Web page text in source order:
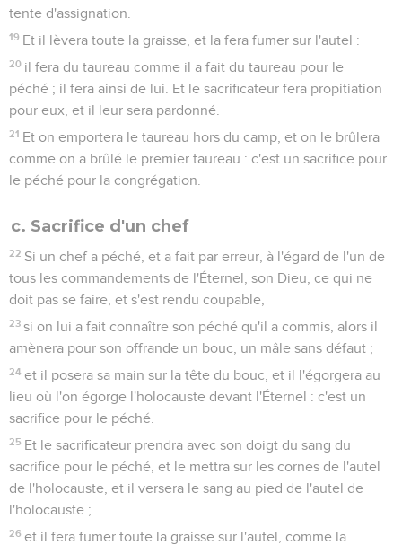
tente d'assignation.
19 Et il lèvera toute la graisse, et la fera fumer sur l'autel :
20 il fera du taureau comme il a fait du taureau pour le
péché ; il fera ainsi de lui. Et le sacrificateur fera propitiation
pour eux, et il leur sera pardonné.
21 Et on emportera le taureau hors du camp, et on le brûlera
comme on a brûlé le premier taureau : c'est un sacrifice pour
le péché pour la congrégation.
c. Sacrifice d'un chef
22 Si un chef a péché, et a fait par erreur, à l'égard de l'un de
tous les commandements de l'Éternel, son Dieu, ce qui ne
doit pas se faire, et s'est rendu coupable,
23 si on lui a fait connaître son péché qu'il a commis, alors il
amènera pour son offrande un bouc, un mâle sans défaut ;
24 et il posera sa main sur la tête du bouc, et il l'égorgera au
lieu où l'on égorge l'holocauste devant l'Éternel : c'est un
sacrifice pour le péché.
25 Et le sacrificateur prendra avec son doigt du sang du
sacrifice pour le péché, et le mettra sur les cornes de l'autel
de l'holocauste, et il versera le sang au pied de l'autel de
l'holocauste ;
26 et il fera fumer toute la graisse sur l'autel, comme la